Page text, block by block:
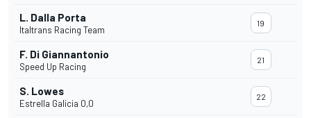
L. Dalla Porta
Italtrans Racing Team
19
F. Di Giannantonio
Speed Up Racing
21
S. Lowes
Estrella Galicia 0,0
22